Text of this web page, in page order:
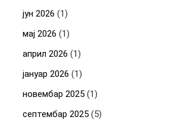
јун 2026 (1)
мај 2026 (1)
април 2026 (1)
јануар 2026 (1)
новембар 2025(1)
септембар 2025(5)